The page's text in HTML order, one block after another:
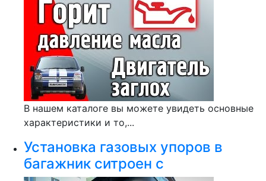
В нашем каталоге вы можете увидеть основные
характеристики и то,...
Установка газовых упоров в
багажник ситроен с